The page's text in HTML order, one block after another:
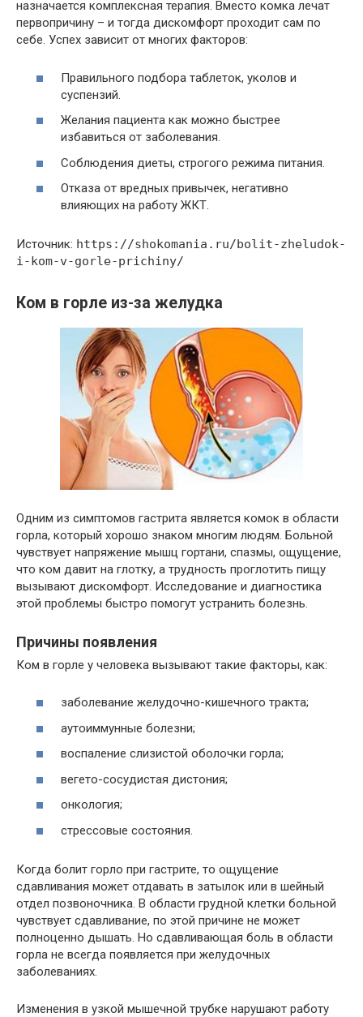
назначается комплексная терапия. Вместо комка лечат
первопричину – и тогда дискомфорт проходит сам по
себе. Успех зависит от многих факторов:
Правильного подбора таблеток, уколов и
суспензий.
Желания пациента как можно быстрее
избавиться от заболевания.
Соблюдения диеты, строгого режима питания.
Отказа от вредных привычек, негативно
влияющих на работу ЖКТ.
Источник: https://shokomania.ru/bolit-zheludok-
i-kom-v-gorle-prichiny/
Ком в горле из-за желудка
Одним из симптомов гастрита является комок в области
горла, который хорошо знаком многим людям. Больной
чувствует напряжение мышц гортани, спазмы, ощущение,
что ком давит на глотку, а трудность проглотить пищу
вызывают дискомфорт. Исследование и диагностика
этой проблемы быстро помогут устранить болезнь.
Причины появления
Ком в горле у человека вызывают такие факторы, как:
заболевание желудочно-кишечного тракта;
аутоиммунные болезни;
воспаление слизистой оболочки горла;
вегето-сосудистая дистония;
онкология;
стрессовые состояния.
Когда болит горло при гастрите, то ощущение
сдавливания может отдавать в затылок или в шейный
отдел позвоночника. В области грудной клетки больной
чувствует сдавливание, по этой причине не может
полноценно дышать. Но сдавливающая боль в области
горла не всегда появляется при желудочных
заболеваниях.
Изменения в узкой мышечной трубке нарушают работу